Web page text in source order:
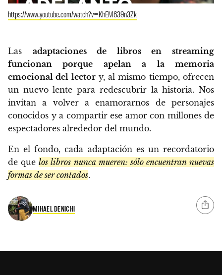
https://www.youtube.com/watch?v=KhEM639n3Zk
Las adaptaciones de libros en streaming
funcionan porque apelan a la memoria
emocional del lectory, al mismo tiempo, ofrecen
un nuevo lente para redescubrir la historia. Nos
invitan a volver a enamorarnos de personajes
conocidos y a compartir ese amor con millones de
espectadores alrededor del mundo.
En el fondo, cada adaptación es un recordatorio
de quelos libros nunca mueren: sólo encuentran nuevas
formas de ser contados.
MIHAEL DENICHI